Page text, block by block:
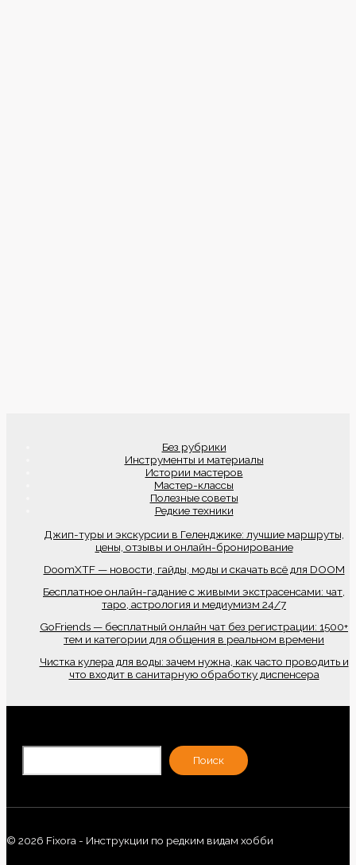
Без рубрики
Инструменты и материалы
Истории мастеров
Мастер-классы
Полезные советы
Редкие техники
Джип-туры и экскурсии в Геленджике: лучшие маршруты,
цены, отзывы и онлайн-бронирование
DoomXTF — новости, гайды, моды и скачать всё для DOOM
Бесплатное онлайн-гадание с живыми экстрасенсами: чат,
таро, астрология и медиумизм 24/7
GoFriends — бесплатный онлайн чат без регистрации: 1500+
тем и категории для общения в реальном времени
Чистка кулера для воды: зачем нужна, как часто проводить и
что входит в санитарную обработку диспенсера
Поиск
© 2026 Fixora - Инструкции по редким видам хобби